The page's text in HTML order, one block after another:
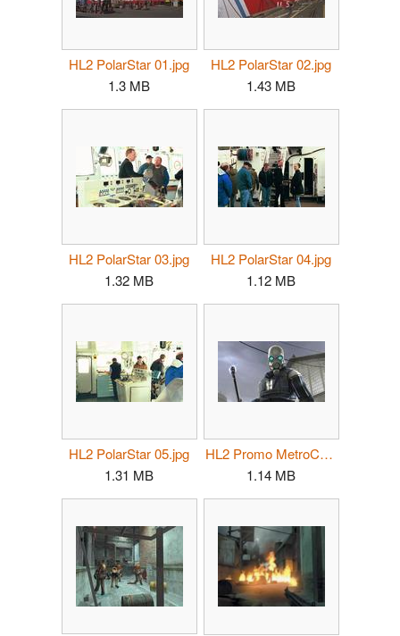
HL2 PolarStar 01.jpg
1.3 MB
HL2 PolarStar 02.jpg
1.43 MB
HL2 PolarStar 03.jpg
1.32 MB
HL2 PolarStar 04.jpg
1.12 MB
HL2 PolarStar 05.jpg
1.31 MB
HL2 Promo MetroCop.jpg
1.14 MB